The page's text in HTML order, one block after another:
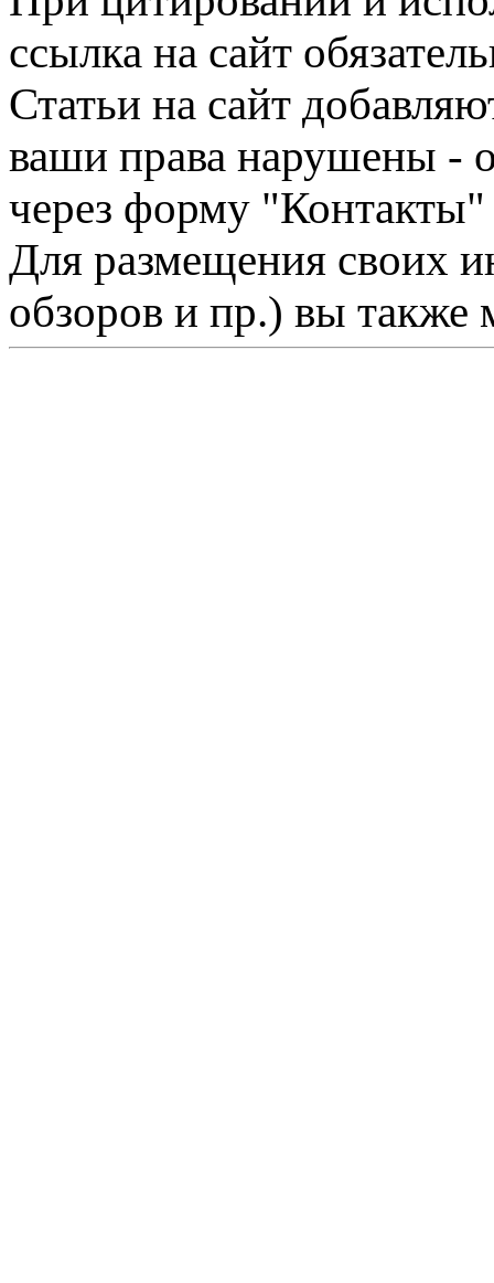
ссылка на сайт
Статьи на сайт
ваши права нарушены -
через форму "Контакты"
Для размещения своих
обзоров и пр.) вы также